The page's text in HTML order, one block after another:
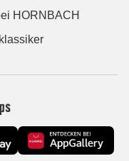
HORNBACH